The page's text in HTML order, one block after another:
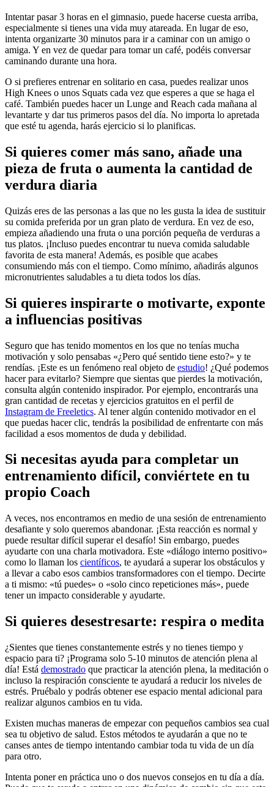
Intentar pasar 3 horas en el gimnasio, puede hacerse cuesta arriba,
especialmente si tienes una vida muy atareada. En lugar de eso,
intenta organizarte 30 minutos para ir a caminar con un amigo o
amiga. Y en vez de quedar para tomar un café, podéis conversar
caminando durante una hora.
O si prefieres entrenar en solitario en casa, puedes realizar unos
High Knees o unos Squats cada vez que esperes a que se haga el
café. También puedes hacer un Lunge and Reach cada mañana al
levantarte y dar tus primeros pasos del día. No importa lo apretada
que esté tu agenda, harás ejercicio si lo planificas.
Si quieres comer más sano, añade una
pieza de fruta o aumenta la cantidad de
verdura diaria
Quizás eres de las personas a las que no les gusta la idea de sustituir
su comida preferida por un gran plato de verdura. En vez de eso,
empieza añadiendo una fruta o una porción pequeña de verduras a
tus platos. ¡Incluso puedes encontrar tu nueva comida saludable
favorita de esta manera! Además, es posible que acabes
consumiendo más con el tiempo. Como mínimo, añadirás algunos
micronutrientes saludables a tu dieta todos los días.
Si quieres inspirarte o motivarte, exponte
a influencias positivas
Seguro que has tenido momentos en los que no tenías mucha
motivación y solo pensabas «¿Pero qué sentido tiene esto?» y te
rendías. ¡Este es un fenómeno real objeto de estudio! ¿Qué podemos
hacer para evitarlo? Siempre que sientas que pierdes la motivación,
consulta algún contenido inspirador. Por ejemplo, encontrarás una
gran cantidad de recetas y ejercicios gratuitos en el perfil de
Instagram de Freeletics. Al tener algún contenido motivador en el
que puedas hacer clic, tendrás la posibilidad de enfrentarte con más
facilidad a esos momentos de duda y debilidad.
Si necesitas ayuda para completar un
entrenamiento difícil, conviértete en tu
propio Coach
A veces, nos encontramos en medio de una sesión de entrenamiento
desafiante y solo queremos abandonar. ¡Esta reacción es normal y
puede resultar difícil superar el desafío! Sin embargo, puedes
ayudarte con una charla motivadora. Este «diálogo interno positivo»
como lo llaman los científicos, te ayudará a superar los obstáculos y
a llevar a cabo esos cambios transformadores con el tiempo. Decirte
a ti mismo: «tú puedes» o «solo cinco repeticiones más», puede
tener un impacto considerable y ayudarte.
Si quieres desestresarte: respira o medita
¿Sientes que tienes constantemente estrés y no tienes tiempo y
espacio para ti? ¡Programa solo 5-10 minutos de atención plena al
día! Está demostrado que practicar la atención plena, la meditación o
incluso la respiración consciente te ayudará a reducir los niveles de
estrés. Pruébalo y podrás obtener ese espacio mental adicional para
realizar algunos cambios en tu vida.
Existen muchas maneras de empezar con pequeños cambios sea cual
sea tu objetivo de salud. Estos métodos te ayudarán a que no te
canses antes de tiempo intentando cambiar toda tu vida de un día
para otro.
Intenta poner en práctica uno o dos nuevos consejos en tu día a día.